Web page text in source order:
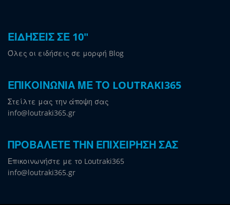
ΕΙΔΗΣΕΙΣ ΣΕ 10"
Όλες οι ειδήσεις σε μορφή Blog
ΕΠΙΚΟΙΝΩΝΙΑ ΜΕ ΤΟ LOUTRAKI365
Στείλτε μας την άποψη σας
info@loutraki365.gr
ΠΡΟΒΑΛΕΤΕ ΤΗΝ ΕΠΙΧΕΙΡΗΣΗ ΣΑΣ
Επικοινωνήστε με το Loutraki365
info@loutraki365.gr